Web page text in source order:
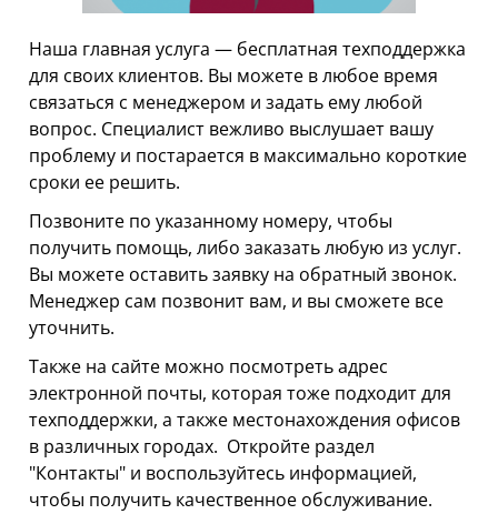
ТЕХПОМОЩЬ
АРЕНДА АВТОМОБИЛЕЙ НА СВАДЬБУ
ТАРИФЫ
О НАС
УСЛОВИЯ АРЕНДЫ
ОТЗЫВЫ
АКЦИИ
КОНТАКТЫ
Наша главная услуга — бесплатная техподдержка
для своих клиентов. Вы можете в любое время
связаться с менеджером и задать ему любой
вопрос. Специалист вежливо выслушает вашу
проблему и постарается в максимально короткие
сроки ее решить.
Позвоните по указанному номеру, чтобы
получить помощь, либо заказать любую из услуг.
Вы можете оставить заявку на обратный звонок.
Менеджер сам позвонит вам, и вы сможете все
уточнить.
Также на сайте можно посмотреть адрес
электронной почты, которая тоже подходит для
техподдержки, а также местонахождения офисов
в различных городах. Откройте раздел
"Контакты" и воспользуйтесь информацией,
чтобы получить качественное обслуживание.